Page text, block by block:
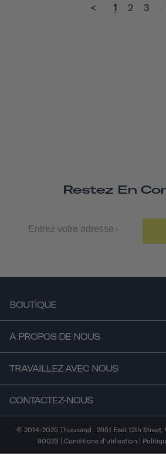
< 1 2 3
Restez En
BOUTIQUE
À PROPOS DE NOUS
TRAVAILLEZ AVEC NOUS
CONTACTEZ-NOUS
© 2014-2025 Thousand . 2651 East 12th
90023 | Conditions d'utilisation |